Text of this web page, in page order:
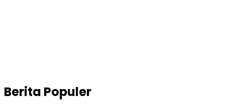
Berita Populer